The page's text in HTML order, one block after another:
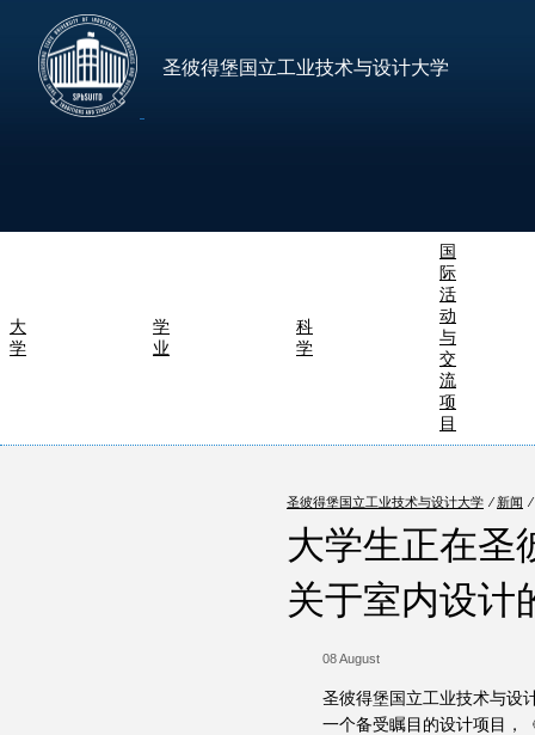
圣彼得堡国立工业技术与设计大学
大
学
学
业
科
学
国
际
活
动
与
交
流
项
目
圣彼得堡国立工业技术与设计大学 ⁄ 新闻 ⁄
大学生正在圣
关于室内设计
08 August
圣彼得堡国立工业技术与设
一个备受瞩目的设计项目，